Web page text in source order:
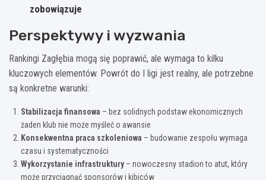
zobowiązuje
Perspektywy i wyzwania
Rankingi Zagłębia mogą się poprawić, ale wymaga to kilku
kluczowych elementów. Powrót do I ligi jest realny, ale potrzebne
są konkretne warunki:
Stabilizacja finansowa – bez solidnych podstaw ekonomicznych
żaden klub nie może myśleć o awansie
Konsekwentna praca szkoleniowa – budowanie zespołu wymaga
czasu i systematyczności
Wykorzystanie infrastruktury– nowoczesny stadion to atut, który
może przyciągnąć sponsorów i kibiców